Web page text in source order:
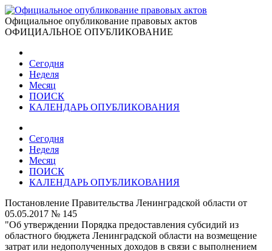
Официальное опубликование правовых актов
ОФИЦИАЛЬНОЕ ОПУБЛИКОВАНИЕ
Сегодня
Неделя
Месяц
ПОИСК
КАЛЕНДАРЬ ОПУБЛИКОВАНИЯ
Сегодня
Неделя
Месяц
ПОИСК
КАЛЕНДАРЬ ОПУБЛИКОВАНИЯ
Постановление Правительства Ленинградской области от
05.05.2017 № 145
"Об утверждении Порядка предоставления субсидий из
областного бюджета Ленинградской области на возмещение
затрат или недополученных доходов в связи с выполнением